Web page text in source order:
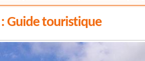
Guide touristique